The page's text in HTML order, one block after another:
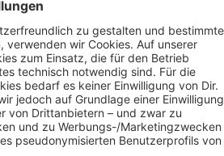
zzgl.Versandkosten
wenn nicht anders angegeben.